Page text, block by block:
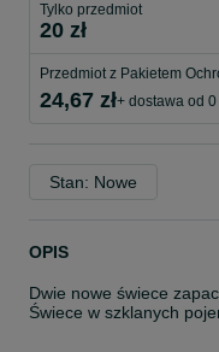
Tylko przedmiot
20 zł
Przedmiot z Pakietem
24,67 zł+ dostawa od 0
Stan: Nowe
OPIS
Dwie nowe świece
Świece w szklanych